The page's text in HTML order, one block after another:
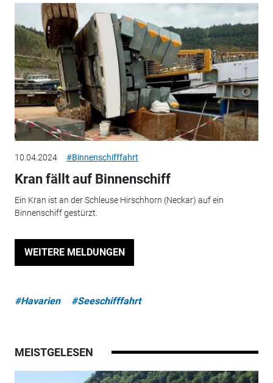
10.04.2024 #Binnenschifffahrt
Kran fällt auf Binnenschiff
Ein Kran ist an der Schleuse Hirschhorn (Neckar) auf ein
Binnenschiff gestürzt.
WEITERE MELDUNGEN
#Havarien #Seeschifffahrt
MEISTGELESEN